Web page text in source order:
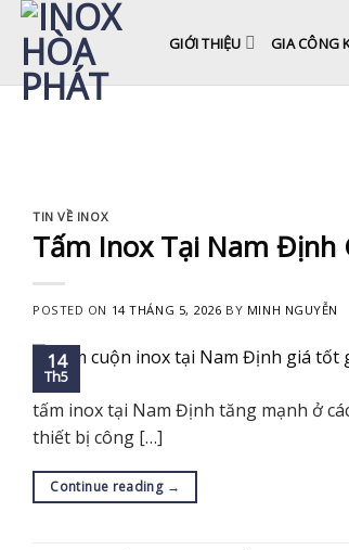
Skip
content
GIỚI THIỆU GIA CÔNG
TIN VỀ INOX
Tấm Inox Tại Nam Định
POSTED ON 14 THÁNG 5, 2026 BY MINH NGUYỄN
14
Th5
tấm inox tại Nam Định tăng mạnh ở
thiết bị công […]
Continue reading →